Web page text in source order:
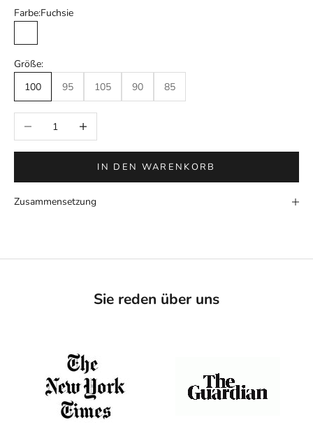
Farbe:Fuchsie
Größe:
100
95 105 90 85
Anzahl verringernAnzahl erhöhen
IN DEN WARENKORB
Zusammensetzung
Sie reden über uns